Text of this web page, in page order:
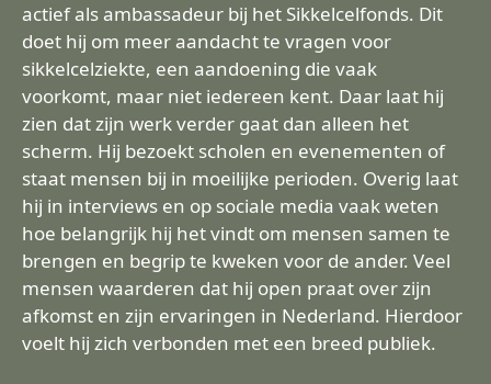
actief als ambassadeur bij het Sikkelcelfonds. Dit
doet hij om meer aandacht te vragen voor
sikkelcelziekte, een aandoening die vaak
voorkomt, maar niet iedereen kent. Daar laat hij
zien dat zijn werk verder gaat dan alleen het
scherm. Hij bezoekt scholen en evenementen of
staat mensen bij in moeilijke perioden. Overig laat
hij in interviews en op sociale media vaak weten
hoe belangrijk hij het vindt om mensen samen te
brengen en begrip te kweken voor de ander. Veel
mensen waarderen dat hij open praat over zijn
afkomst en zijn ervaringen in Nederland. Hierdoor
voelt hij zich verbonden met een breed publiek.